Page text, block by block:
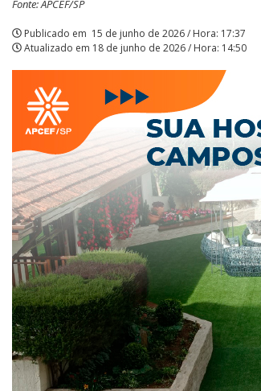
APCEF/SP
Fonte: APCEF/SP
Publicado em 15 de junho de 2026 / Hora: 17:37
Atualizado em 18 de junho de 2026 / Hora: 14:50